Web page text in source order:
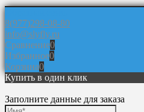
8(977)298-08-80
info@slyfly.ru
Сравнение0
Избранное0
Корзина0
Купить в один клик
Заполните данные для заказа